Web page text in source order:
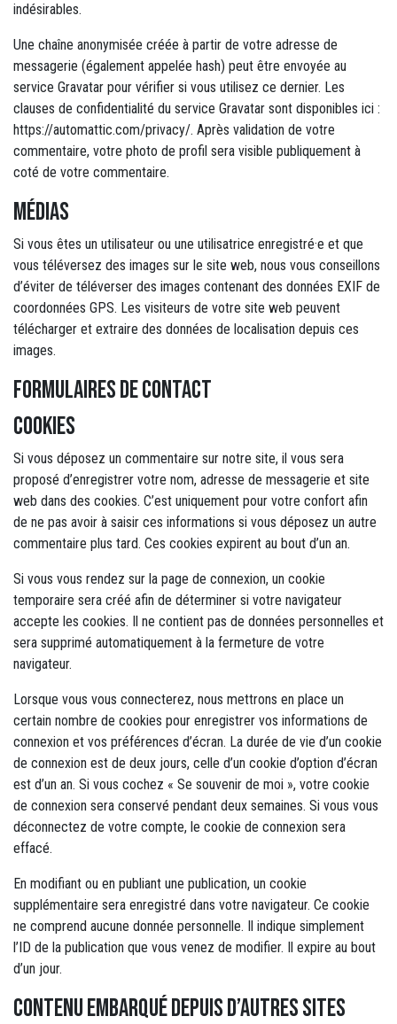
indésirables.
Une chaîne anonymisée créée à partir de votre adresse de
messagerie (également appelée hash) peut être envoyée au
service Gravatar pour vérifier si vous utilisez ce dernier. Les
clauses de confidentialité du service Gravatar sont disponibles ici :
https://automattic.com/privacy/. Après validation de votre
commentaire, votre photo de profil sera visible publiquement à
coté de votre commentaire.
Médias
Si vous êtes un utilisateur ou une utilisatrice enregistré·e et que
vous téléversez des images sur le site web, nous vous conseillons
d’éviter de téléverser des images contenant des données EXIF de
coordonnées GPS. Les visiteurs de votre site web peuvent
télécharger et extraire des données de localisation depuis ces
images.
Formulaires de contact
Cookies
Si vous déposez un commentaire sur notre site, il vous sera
proposé d’enregistrer votre nom, adresse de messagerie et site
web dans des cookies. C’est uniquement pour votre confort afin
de ne pas avoir à saisir ces informations si vous déposez un autre
commentaire plus tard. Ces cookies expirent au bout d’un an.
Si vous vous rendez sur la page de connexion, un cookie
temporaire sera créé afin de déterminer si votre navigateur
accepte les cookies. Il ne contient pas de données personnelles et
sera supprimé automatiquement à la fermeture de votre
navigateur.
Lorsque vous vous connecterez, nous mettrons en place un
certain nombre de cookies pour enregistrer vos informations de
connexion et vos préférences d’écran. La durée de vie d’un cookie
de connexion est de deux jours, celle d’un cookie d’option d’écran
est d’un an. Si vous cochez « Se souvenir de moi », votre cookie
de connexion sera conservé pendant deux semaines. Si vous vous
déconnectez de votre compte, le cookie de connexion sera
effacé.
En modifiant ou en publiant une publication, un cookie
supplémentaire sera enregistré dans votre navigateur. Ce cookie
ne comprend aucune donnée personnelle. Il indique simplement
l’ID de la publication que vous venez de modifier. Il expire au bout
d’un jour.
Contenu embarqué depuis d’autres sites